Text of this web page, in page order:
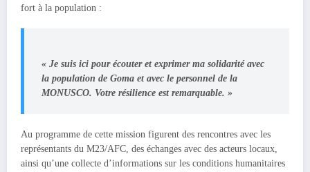
fort à la population :
« Je suis ici pour écouter et exprimer ma solidarité avec
la population de Goma et avec le personnel de la
MONUSCO. Votre résilience est remarquable. »
Au programme de cette mission figurent des rencontres avec les
représentants du M23/AFC, des échanges avec des acteurs locaux,
ainsi qu’une collecte d’informations sur les conditions humanitaires